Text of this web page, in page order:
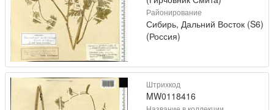
Районирование
Сибирь, Дальний Восток (S6)
(Россия)
Штрихкод
MW0118416